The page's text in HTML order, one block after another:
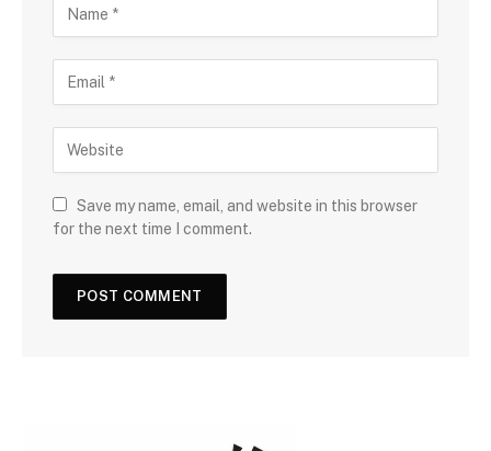
Save my name, email, and website in this browser
for the next time I comment.